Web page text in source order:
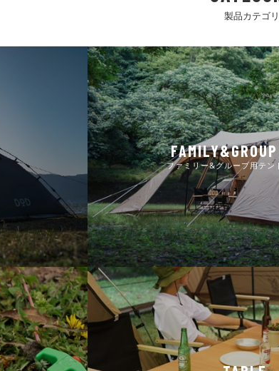
製品カテゴリ
ファミリー&グループ用テン